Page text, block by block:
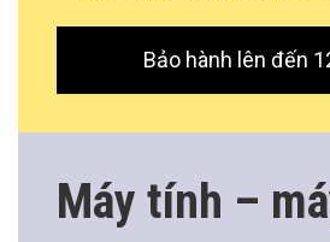
Bảo hành lên đến
Máy tính –